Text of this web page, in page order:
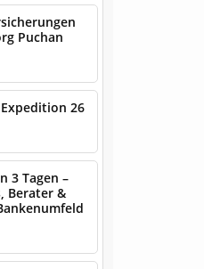
Puchan
26
3 Tagen –
Berater &